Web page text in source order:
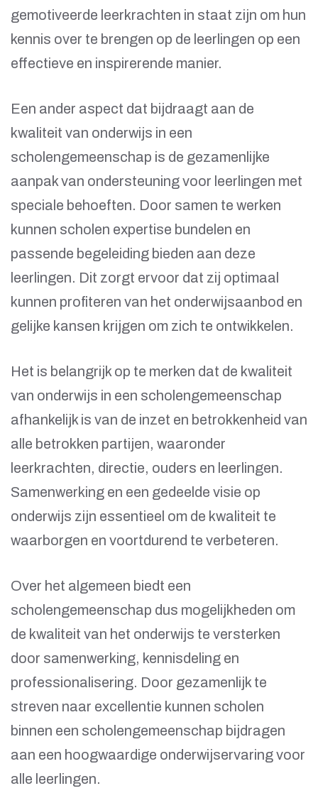
gemotiveerde leerkrachten in staat zijn om hun
kennis over te brengen op de leerlingen op een
effectieve en inspirerende manier.
Een ander aspect dat bijdraagt aan de
kwaliteit van onderwijs in een
scholengemeenschap is de gezamenlijke
aanpak van ondersteuning voor leerlingen met
speciale behoeften. Door samen te werken
kunnen scholen expertise bundelen en
passende begeleiding bieden aan deze
leerlingen. Dit zorgt ervoor dat zij optimaal
kunnen profiteren van het onderwijsaanbod en
gelijke kansen krijgen om zich te ontwikkelen.
Het is belangrijk op te merken dat de kwaliteit
van onderwijs in een scholengemeenschap
afhankelijk is van de inzet en betrokkenheid van
alle betrokken partijen, waaronder
leerkrachten, directie, ouders en leerlingen.
Samenwerking en een gedeelde visie op
onderwijs zijn essentieel om de kwaliteit te
waarborgen en voortdurend te verbeteren.
Over het algemeen biedt een
scholengemeenschap dus mogelijkheden om
de kwaliteit van het onderwijs te versterken
door samenwerking, kennisdeling en
professionalisering. Door gezamenlijk te
streven naar excellentie kunnen scholen
binnen een scholengemeenschap bijdragen
aan een hoogwaardige onderwijservaring voor
alle leerlingen.